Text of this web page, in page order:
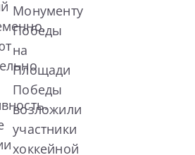
Монументу
Победы
на
Площади
Победы
возложили
участники
хоккейной